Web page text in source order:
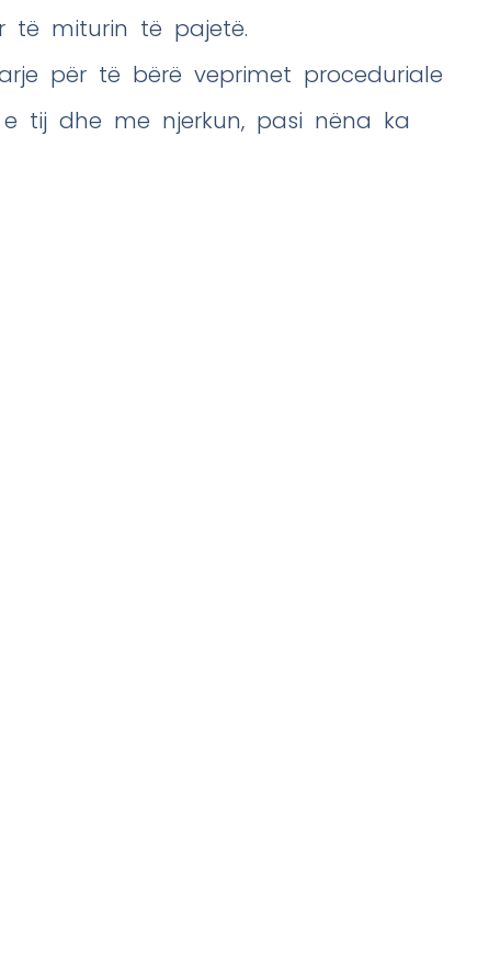
të miturin të pajetë.
për të bërë veprimet proceduriale
tij dhe me njerkun, pasi nëna ka